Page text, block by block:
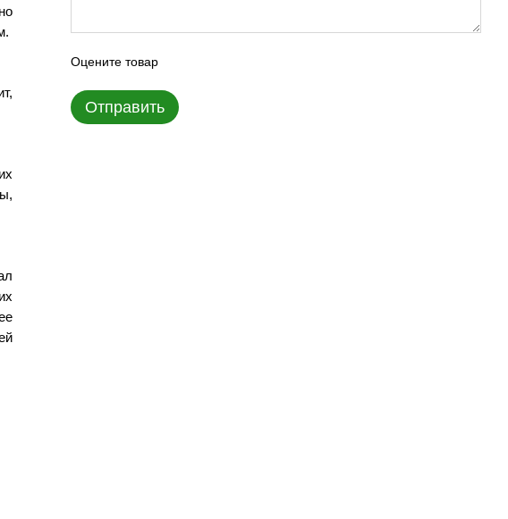
Оцените товар
Отправить